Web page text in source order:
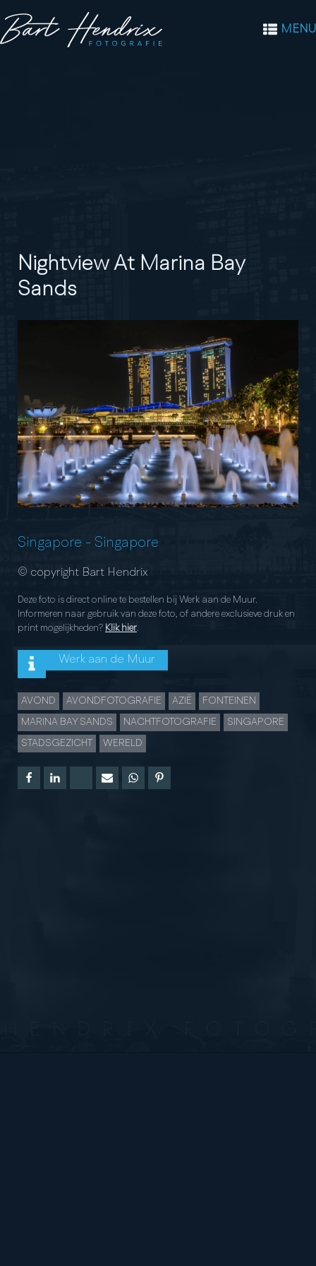
MENU
Nightview At Marina Bay
Sands
Singapore - Singapore
© copyright Bart Hendrix
Deze foto is direct online te bestellen bij Werk aan de Muur.
Informeren naar gebruik van deze foto, of andere exclusieve druk en
print mogelijkheden? Klik hier.
Werk aan de Muur
AVOND AVONDFOTOGRAFIE AZIË FONTEINEN
MARINA BAY SANDS NACHTFOTOGRAFIE SINGAPORE
STADSGEZICHT WERELD